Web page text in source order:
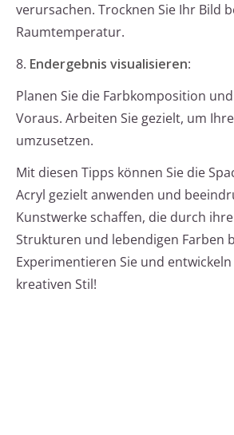
verursachen. Trocknen Sie Ihr Bild
Raumtemperatur.
8. Endergebnis visualisieren:
Planen Sie die Farbkomposition
Voraus. Arbeiten Sie gezielt, um
umzusetzen.
Mit diesen Tipps können Sie die
Acryl gezielt anwenden und
Kunstwerke schaffen, die durch
Strukturen und lebendigen Farben
Experimentieren Sie und
kreativen Stil!